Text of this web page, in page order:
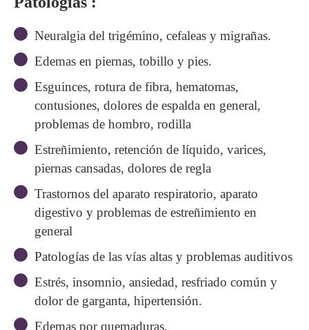
Neuralgia del trigémino, cefaleas y migrañas.
Edemas en piernas, tobillo y pies.
Esguinces, rotura de fibra, hematomas,
contusiones, dolores de espalda en general,
problemas de hombro, rodilla
Estreñimiento, retención de líquido, varices,
piernas cansadas, dolores de regla
Trastornos del aparato respiratorio, aparato
digestivo y problemas de estreñimiento en
general
Patologías de las vías altas y problemas auditivos
Estrés, insomnio, ansiedad, resfriado común y
dolor de garganta, hipertensión.
Edemas por quemaduras.